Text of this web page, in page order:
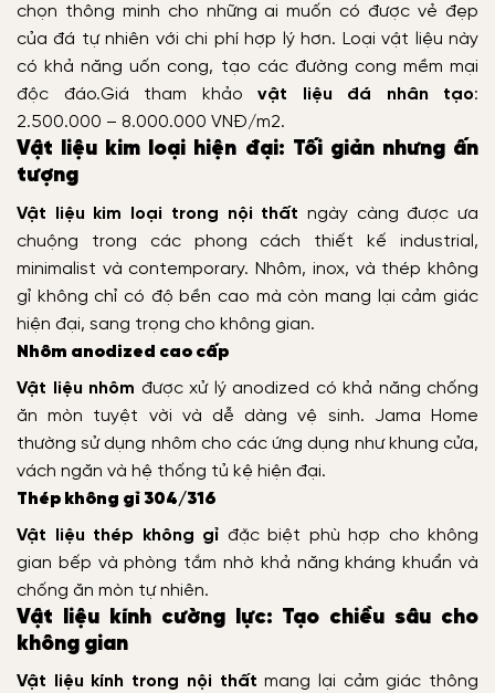
chọn thông minh cho những ai muốn có được vẻ đẹp
của đá tự nhiên với chi phí hợp lý hơn. Loại vật liệu này
có khả năng uốn cong, tạo các đường cong mềm mại
độc đáo.Giá tham khảo vật liệu đá nhân tạo:
2.500.000 – 8.000.000 VNĐ/m2.
Vật liệu kim loại hiện đại: Tối giản nhưng ấn
tượng
Vật liệu kim loại trong nội thất ngày càng được ưa
chuộng trong các phong cách thiết kế industrial,
minimalist và contemporary. Nhôm, inox, và thép không
gỉ không chỉ có độ bền cao mà còn mang lại cảm giác
hiện đại, sang trọng cho không gian.
Nhôm anodized cao cấp
Vật liệu nhôm được xử lý anodized có khả năng chống
ăn mòn tuyệt vời và dễ dàng vệ sinh. Jama Home
thường sử dụng nhôm cho các ứng dụng như khung cửa,
vách ngăn và hệ thống tủ kệ hiện đại.
Thép không gỉ 304/316
Vật liệu thép không gỉ đặc biệt phù hợp cho không
gian bếp và phòng tắm nhờ khả năng kháng khuẩn và
chống ăn mòn tự nhiên.
Vật liệu kính cường lực: Tạo chiều sâu cho
không gian
Vật liệu kính trong nội thất mang lại cảm giác thông